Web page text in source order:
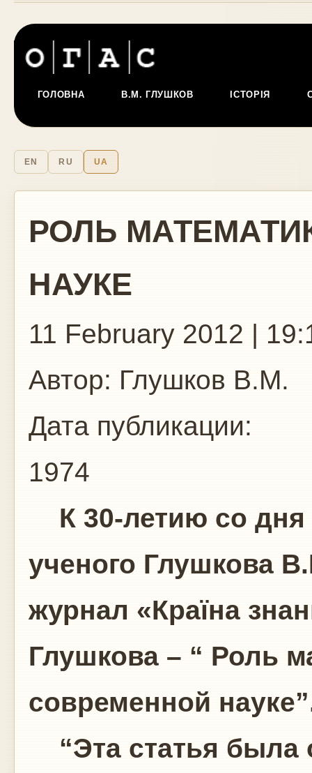
ГОЛОВНА В.М. ГЛУШКОВ ІСТОРІЯ
EN RU UA
РОЛЬ
НАУКЕ
11 February 2012 |
Автор: Глушков В.М.
Дата публикации:
1974
К 30-летию со
ученого Глушкова
журнал «Країна
Глушкова – “ Роль
современной
“Эта статья была